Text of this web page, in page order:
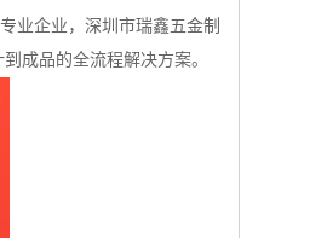
业企业，深圳市瑞鑫五金制
成品的全流程解决方案。